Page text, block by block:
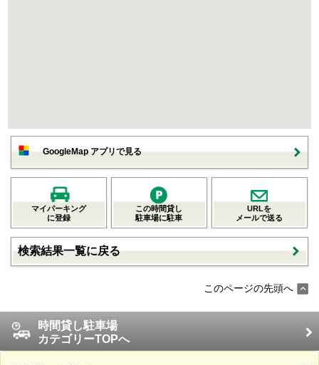
GoogleMap アプリで見る
マイパーキング
に登録
この時間貸し
駐車場に駐車
URLを
メールで送る
検索結果一覧に戻る
このページの先頭へ
時間貸し駐車場
カテゴリーTOPへ